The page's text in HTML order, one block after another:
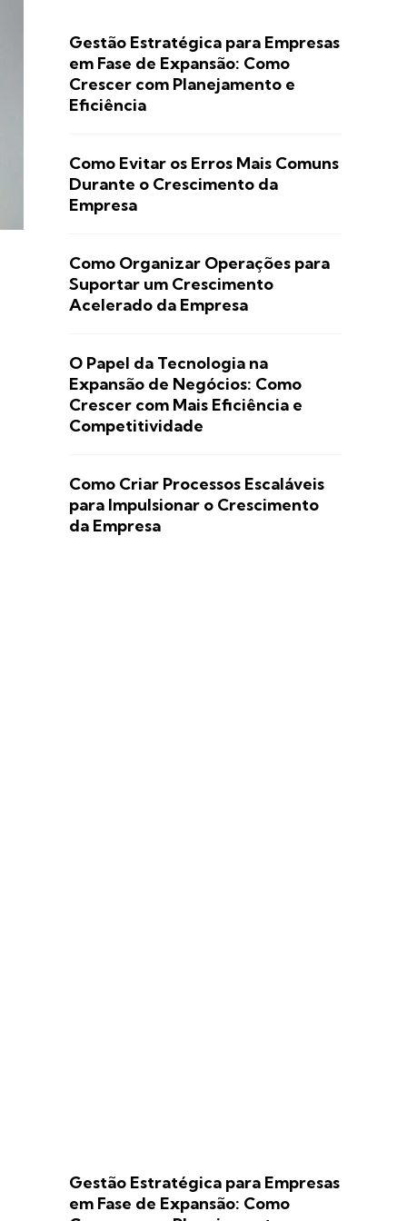
Gestão Estratégica para Empresas
em Fase de Expansão: Como
Crescer com Planejamento e
Eficiência
Como Evitar os Erros Mais Comuns
Durante o Crescimento da
Empresa
Como Organizar Operações para
Suportar um Crescimento
Acelerado da Empresa
O Papel da Tecnologia na
Expansão de Negócios: Como
Crescer com Mais Eficiência e
Competitividade
Como Criar Processos Escaláveis
para Impulsionar o Crescimento
da Empresa
Gestão Estratégica para Empresas
em Fase de Expansão: Como